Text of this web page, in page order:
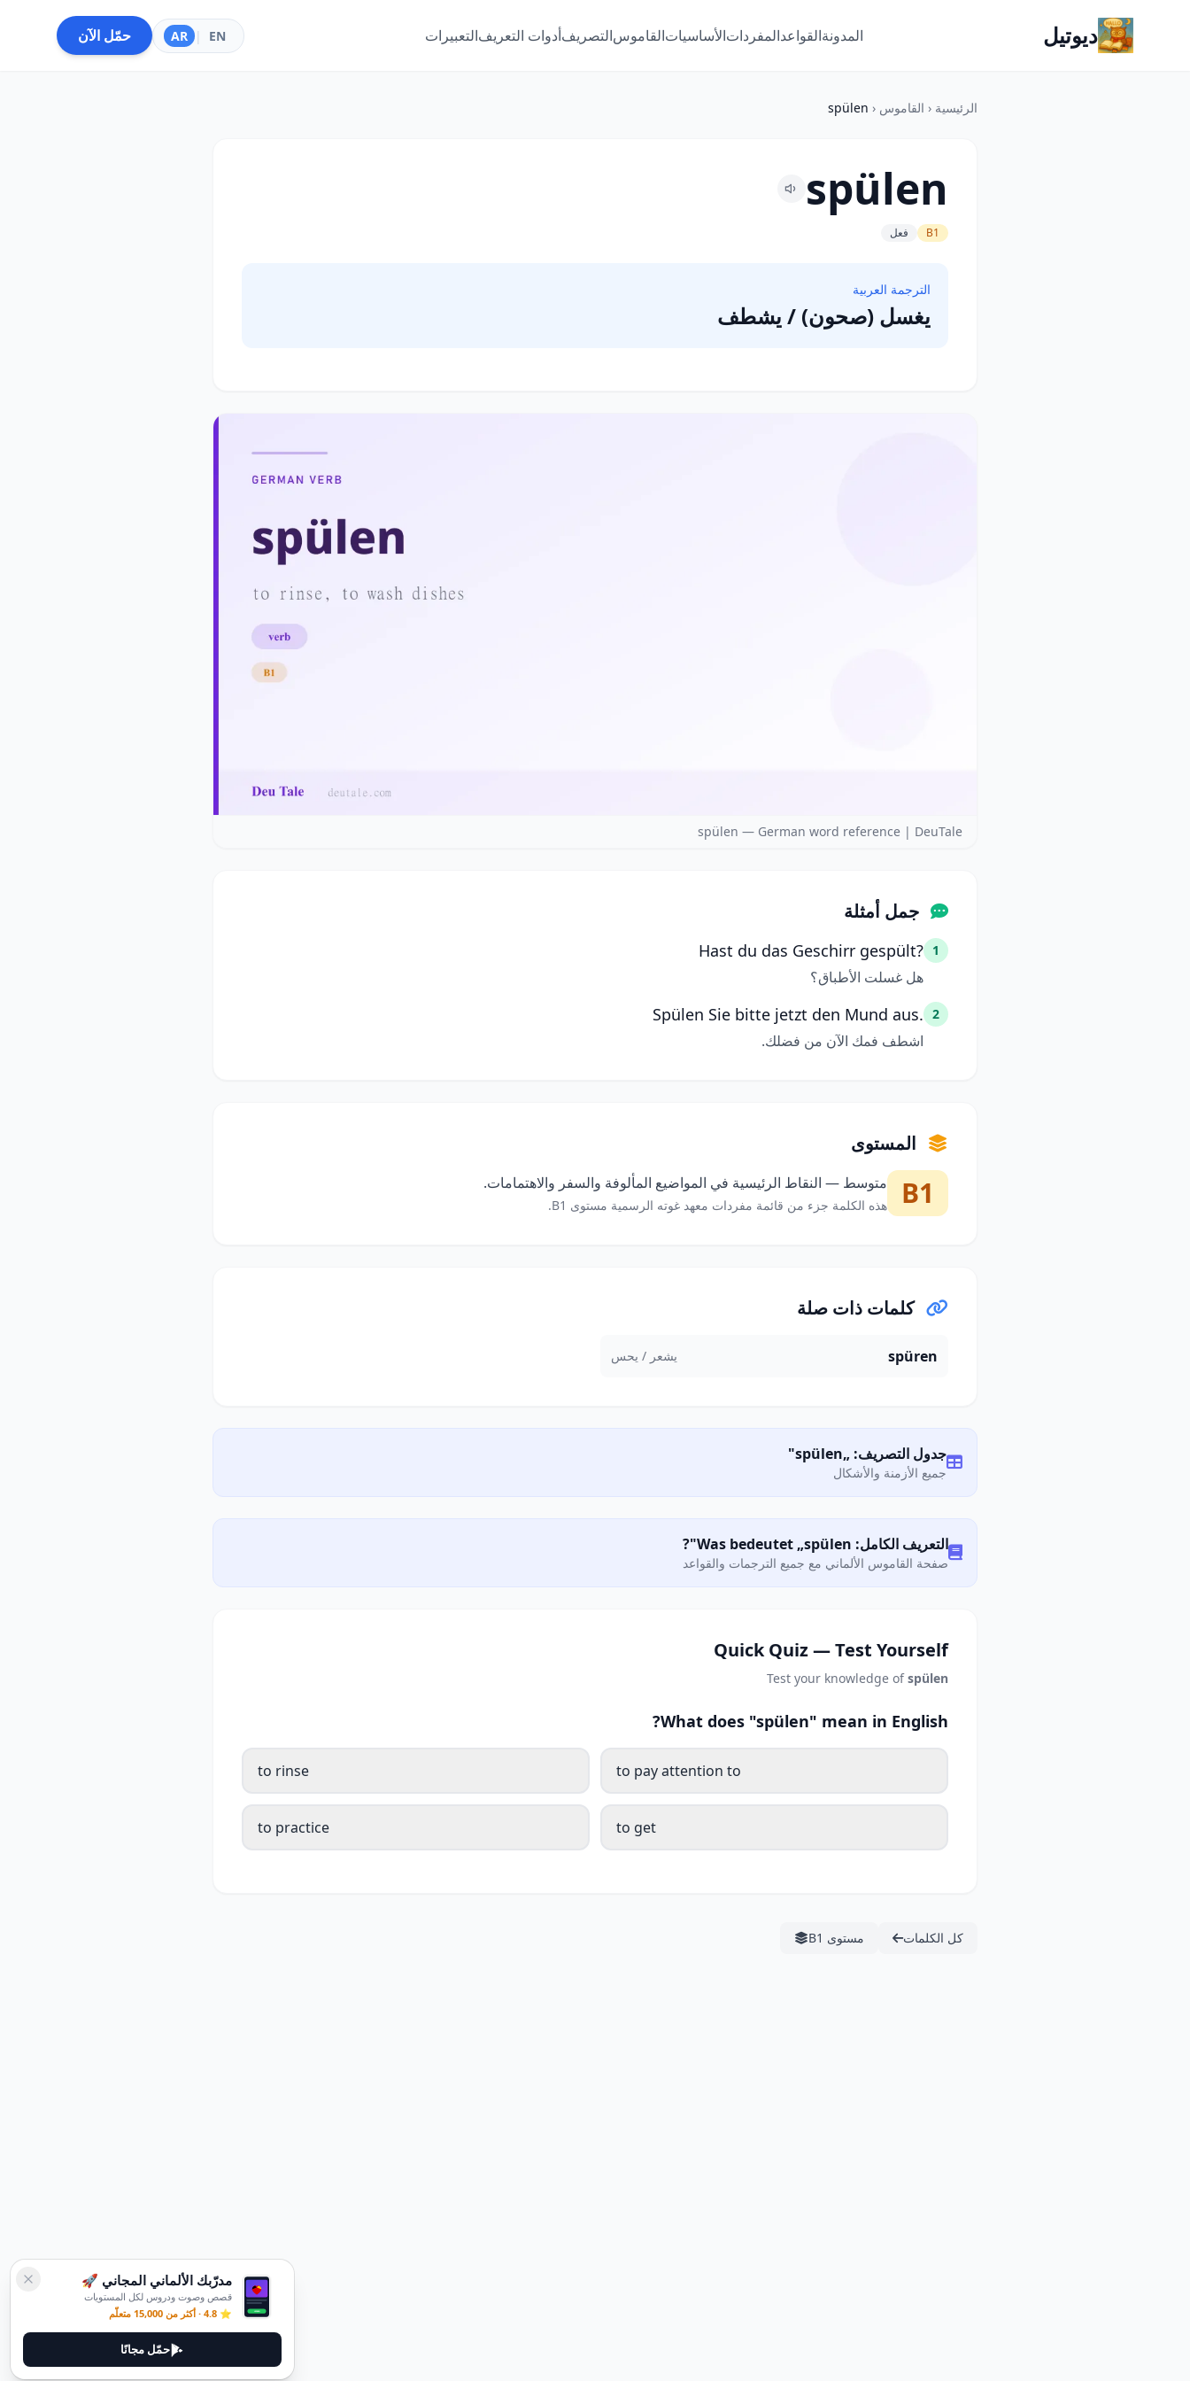
ديوتيل المدونةالقواعدالمفرداتالأساسياتالقاموسالتصريفأدوات التعريفالتعبيرات EN
|
AR حمّل الآن
الرئيسية ‹ القاموس ‹
spülen
spülen
B1 فعل
الترجمة العربية
يغسل (صحون) / يشطف
spülen — German word reference | DeuTale
جمل أمثلة
1
Hast du das Geschirr gespült?
هل غسلت الأطباق؟
2
Spülen Sie bitte jetzt den Mund aus.
اشطف فمك الآن من فضلك.
المستوى
B1 متوسط — النقاط الرئيسية في المواضيع المألوفة والسفر والاهتمامات.
هذه الكلمة جزء من قائمة مفردات معهد غوته الرسمية مستوى B1.
كلمات ذات صلة
spüren يشعر / يحس
جدول التصريف: „spülen"
جميع الأزمنة والأشكال
التعريف الكامل: Was bedeutet „spülen"?
صفحة القاموس الألماني مع جميع الترجمات والقواعد
Quick Quiz — Test Yourself
Test your knowledge ofspülen
What does "spülen" mean in English?
to pay attention to
to rinse
to get
to practice
كل الكلمات مستوى B1
مدرّبك الألماني المجاني 🚀
قصص وصوت ودروس لكل المستويات
⭐ 4.8 · أكثر من 15,000 متعلّم
حمّل مجانًا